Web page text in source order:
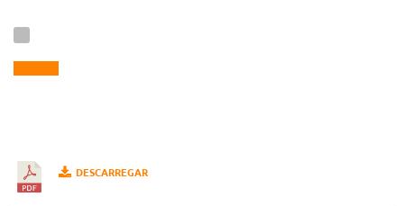
DESCARREGAR